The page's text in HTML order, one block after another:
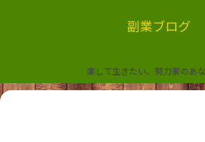
副業ブログ
楽して生きたい、努力家のあな